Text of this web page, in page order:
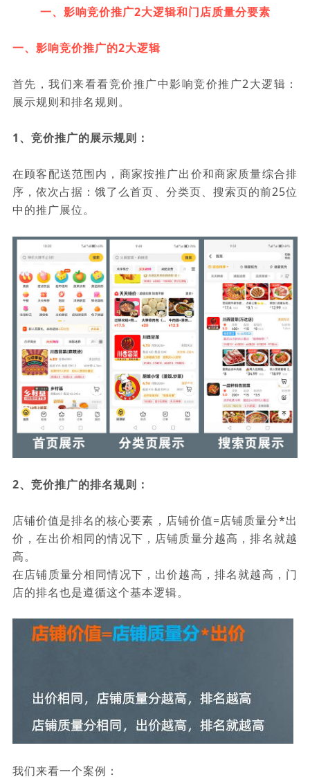
一、影响竞价推广2大逻辑和门店质量分要素
一、影响竞价推广的2大逻辑
首先，我们来看看竞价推广中影响竞价推广2大逻辑：
展示规则和排名规则。
1、竞价推广的展示规则：
在顾客配送范围内，商家按推广出价和商家质量综合排
序，依次占据：饿了么首页、分类页、搜索页的前25位
中的推广展位。
2、竞价推广的排名规则：
店铺价值是排名的核心要素，店铺价值=店铺质量分*出
价，在出价相同的情况下，店铺质量分越高，排名就越
高。
在店铺质量分相同情况下，出价越高，排名就越高，门
店的排名也是遵循这个基本逻辑。
我们来看一个案例：